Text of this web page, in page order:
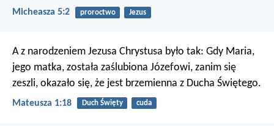
Micheasza 5:2 proroctwo Jezus
A z narodzeniem Jezusa Chrystusa było tak: Gdy Maria,
jego matka, została zaślubiona Józefowi, zanim się
zeszli, okazało się, że jest brzemienna z Ducha Świętego.
Mateusza 1:18 Duch Święty cuda